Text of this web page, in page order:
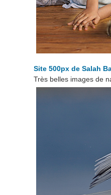
Site 500px de Salah
Très belles images de